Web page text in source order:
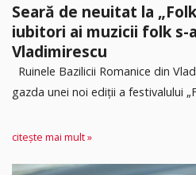
Seară de neuitat la
iubitori ai muzicii folk s-
Vladimirescu
Ruinele Bazilicii Romanice din
gazda unei noi ediții a festivalului
citește mai mult »